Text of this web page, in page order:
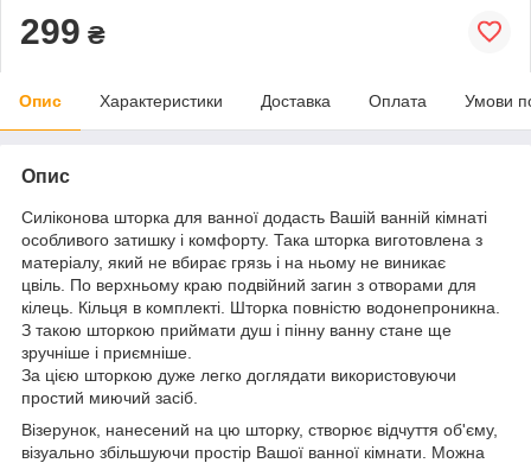
299 ₴
Опис Характеристики Доставка Оплата Умови
Опис
Силіконова шторка для ванної додасть Вашій ванній кімнаті
особливого затишку і комфорту. Така шторка виготовлена з
матеріалу, який не вбирає грязь і на ньому не виникає
цвіль. По верхньому краю подвійний загин з отворами для
кілець. Кільця в комплекті. Шторка повністю водонепроникна.
З такою шторкою приймати душ і пінну ванну стане ще
зручніше і приємніше.
За цією шторкою дуже легко доглядати використовуючи
простий миючий засіб.
Візерунок, нанесений на цю шторку, створює відчуття об'єму,
візуально збільшуючи простір Вашої ванної кімнати. Можна